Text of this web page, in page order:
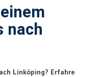
nach
Linköping? Erfahre